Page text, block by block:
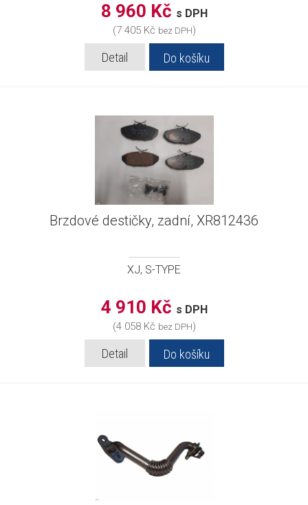
8 960 Kč s DPH
(7 405 Kč bez DPH)
Detail Do košíku
Brzdové destičky, zadní, XR812436
XJ, S-TYPE
4 910 Kč s DPH
(4 058 Kč bez DPH)
Detail Do košíku